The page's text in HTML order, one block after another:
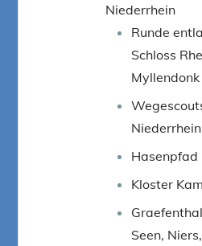
Niederrhein
Runde
Schloss
Myllendonk
Hasenpfad
Kloster
Seen,